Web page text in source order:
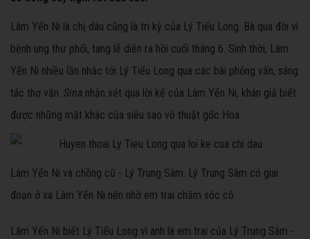
Lâm Yến Ni là chị dâu cũng là tri kỷ của Lý Tiểu Long. Bà qua đời vì
bệnh ung thư phổi, tang lễ diễn ra hồi cuối tháng 6. Sinh thời, Lâm
Yến Ni nhiều lần nhắc tới Lý Tiểu Long qua các bài phỏng vấn, sáng
tác thơ văn. Sina nhận xét qua lời kể của Lâm Yến Ni, khán giả biết
được những mặt khác của siêu sao võ thuật gốc Hoa.
Lâm Yến Ni và chồng cũ - Lý Trung Sâm. Lý Trung Sâm có giai
đoạn ở xa Lâm Yến Ni nên nhờ em trai chăm sóc cô.
Lâm Yến Ni biết Lý Tiểu Long vì anh là em trai của Lý Trung Sâm -